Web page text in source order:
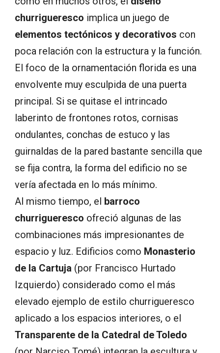
churrigueresco implica un juego de
elementos tectónicos y decorativos con
poca relación con la estructura y la función.
El foco de la ornamentación florida es una
envolvente muy esculpida de una puerta
principal. Si se quitase el intrincado
laberinto de frontones rotos, cornisas
ondulantes, conchas de estuco y las
guirnaldas de la pared bastante sencilla que
se fija contra, la forma del edificio no se
vería afectada en lo más mínimo.
Al mismo tiempo, el barroco
churrigueresco ofreció algunas de las
combinaciones más impresionantes de
espacio y luz. Edificios como Monasterio
de la Cartuja (por Francisco Hurtado
Izquierdo) considerado como el más
elevado ejemplo de estilo churrigueresco
aplicado a los espacios interiores, o el
Transparente de la Catedral de Toledo